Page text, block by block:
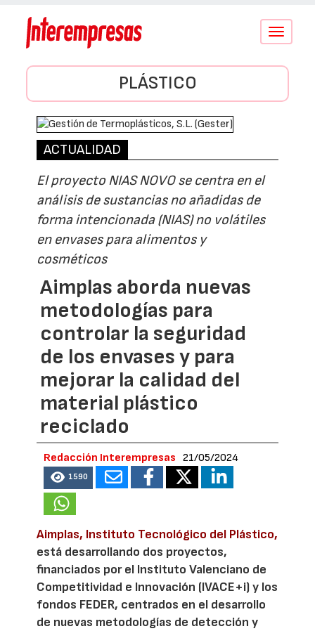
Conmutar
PLÁSTICO
ACTUALIDAD
El proyecto NIAS NOVO se centra en el
análisis de sustancias no añadidas de
forma intencionada (NIAS) no volátiles
en envases para alimentos y
cosméticos
Aimplas aborda nuevas
metodologías para
controlar la seguridad
de los envases y para
mejorar la calidad del
material plástico
reciclado
Redacción Interempresas 21/05/2024
1590
Aimplas, Instituto Tecnológico del Plástico,
está desarrollando dos proyectos,
financiados por el Instituto Valenciano de
Competitividad e Innovación (IVACE+i) y los
fondos FEDER, centrados en el desarrollo
de nuevas metodologías de detección y